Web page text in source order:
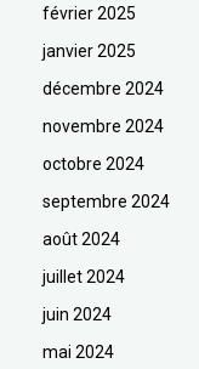
février 2025
janvier 2025
décembre 2024
novembre 2024
octobre 2024
septembre 2024
août 2024
juillet 2024
juin 2024
mai 2024